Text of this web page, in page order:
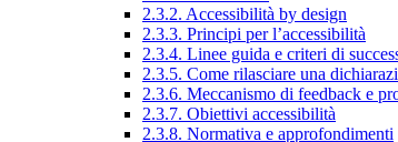
2.3.2. Accessibilità by design
2.3.3. Principi per l’accessibilità
2.3.4. Linee guida e criteri di
2.3.5. Come rilasciare una
2.3.6. Meccanismo di feedback e
2.3.7. Obiettivi accessibilità
2.3.8. Normativa e approfondimenti